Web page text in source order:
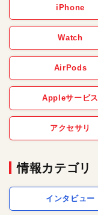
iPhone
Watch
AirPods
Appleサービス
アクセサリ
情報カテゴリ
インタビュー